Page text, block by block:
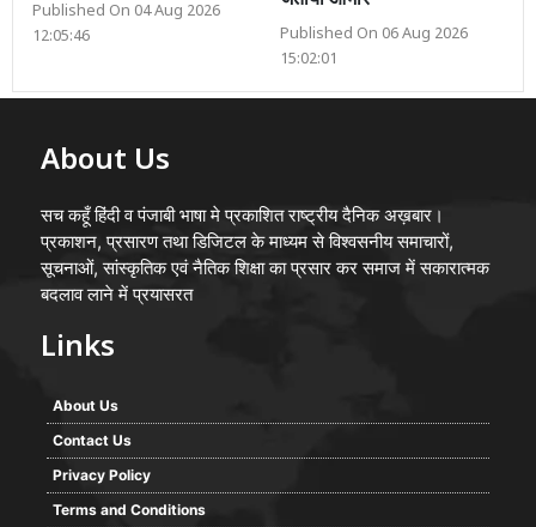
Published On 04 Aug 2026
12:05:46
Published On 06 Aug 2026
15:02:01
About Us
सच कहूँ हिंदी व पंजाबी भाषा मे प्रकाशित राष्ट्रीय दैनिक अख़बार।
प्रकाशन, प्रसारण तथा डिजिटल के माध्यम से विश्वसनीय समाचारों,
सूचनाओं, सांस्कृतिक एवं नैतिक शिक्षा का प्रसार कर समाज में सकारात्मक
बदलाव लाने में प्रयासरत
Links
About Us
Contact Us
Privacy Policy
Terms and Conditions